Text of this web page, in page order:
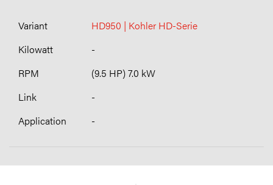
HD950 | Kohler HD-Serie
-
(9.5 HP) 7.0 kW
-
-